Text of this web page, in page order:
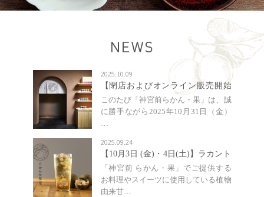
2025.10.09
【閉店およびオンライン販売開始
のお知らせ】
このたび「神宮前らかん・果」は、誠
に勝手ながら2025年10月31日（金）
…
2025.09.24
【10月3日 (金)・4日(土)】ラカント
30周年を記念し、神宮前らかん・
果にて「らかんか茶屋」を2日間限
定開催！〜甘くて香ばしい、秋に
ぴったりの「らかんか茶」を無料
「神宮前 らかん・果」でご提供する
お料理やスイーツに使用している植物
由来甘…